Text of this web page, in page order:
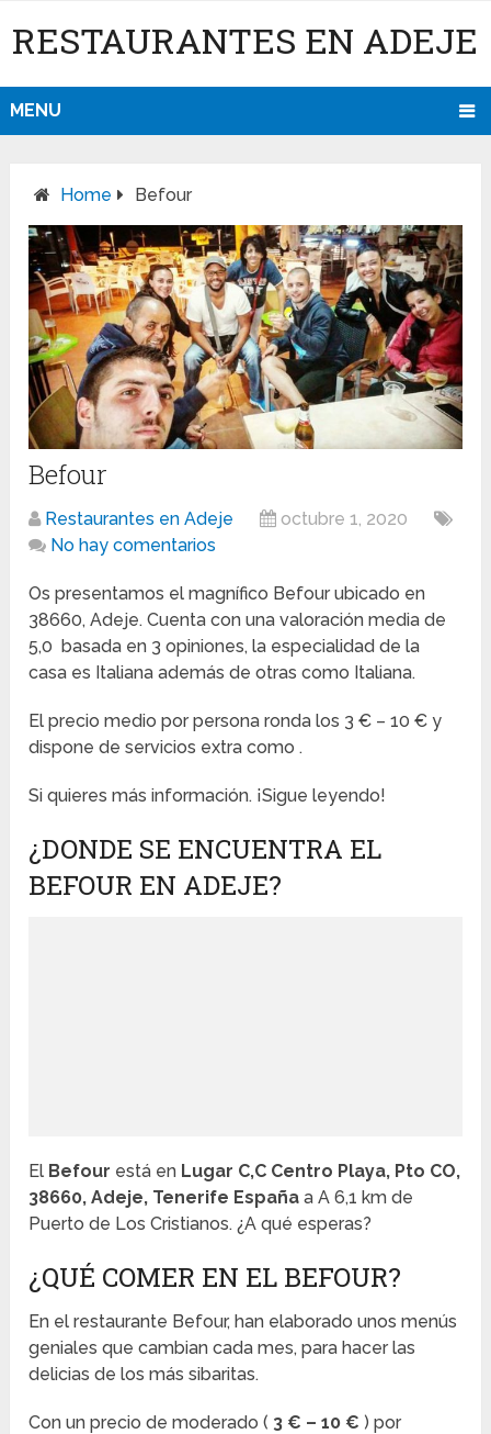
RESTAURANTES EN ADEJE
MENU
Home Befour
Befour
Restaurantes en Adeje
octubre 1, 2020
No hay comentarios
Os presentamos el magnífico Befour ubicado en
38660, Adeje. Cuenta con una valoración media de
5,0 basada en 3 opiniones, la especialidad de la
casa es Italiana además de otras como Italiana.
El precio medio por persona ronda los 3 € – 10 € y
dispone de servicios extra como .
Si quieres más información. ¡Sigue leyendo!
¿DONDE SE ENCUENTRA EL
BEFOUR EN ADEJE?
El Befour está en Lugar C,C Centro Playa, Pto CO,
38660, Adeje, Tenerife España a A 6,1 km de
Puerto de Los Cristianos. ¿A qué esperas?
¿QUÉ COMER EN EL BEFOUR?
En el restaurante Befour, han elaborado unos menús
geniales que cambian cada mes, para hacer las
delicias de los más sibaritas.
Con un precio de moderado ( 3 € – 10 € ) por